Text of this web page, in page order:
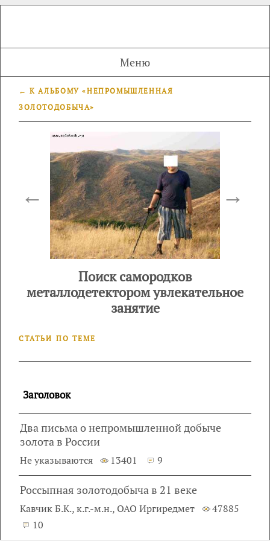
Меню
← К АЛЬБОМУ «НЕПРОМЫШЛЕННАЯ
ЗОЛОТОДОБЫЧА»
← →
Поиск самородков
металлодетектором увлекательное
занятие
СТАТЬИ ПО ТЕМЕ
Заголовок
Два письма о непромышленной добыче
золота в России
Не указываются 13401 9
Россыпная золотодобыча в 21 веке
Кавчик Б.К., к.г.-м.н., ОАО Иргиредмет
47885
10